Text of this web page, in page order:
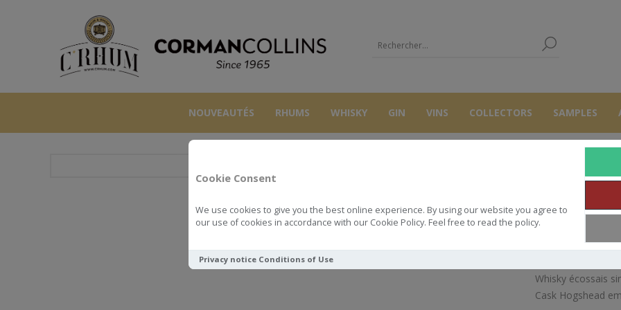
Cookie Consent
We use cookies to give you the best online experience. By using our website you agree to
our use of cookies in accordance with our Cookie Policy. Feel free to read the policy.
Privacy notice Conditions of Use
NOUVEAUTÉS RHUMS WHISKY GIN VINS COLLECTORS SAMPLES
MILTONDUFF THE NORTH STAR 36Y
Whisky écossais
Cask Hogshead